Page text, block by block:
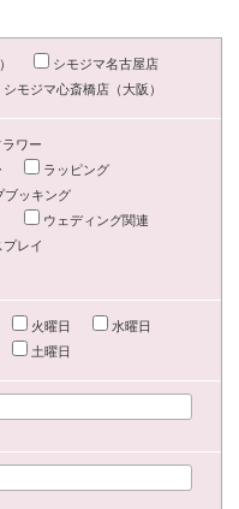
シモジマ名古屋店
シモジマ心斎橋店（大阪）
ワー
ラッピング
ブッキング
ウェディング関連
レイ
火曜日
水曜日
土曜日